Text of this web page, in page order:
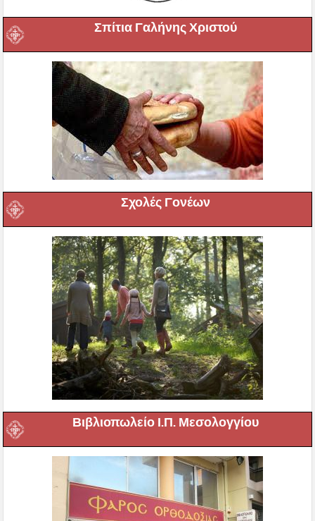
Σπίτια Γαλήνης Χριστού
Σχολές Γονέων
Βιβλιοπωλείο Ι.Π. Μεσολογγίου